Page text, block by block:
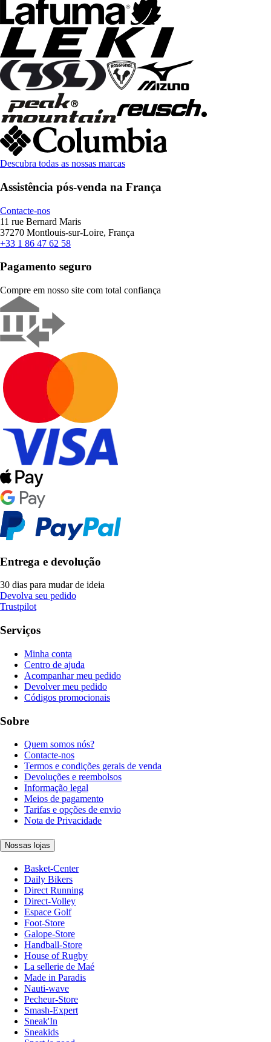
Descubra todas as nossas marcas
Assistência pós-venda na França
Contacte-nos
11 rue Bernard Maris
37270 Montlouis-sur-Loire, França
+33 1 86 47 62 58
Pagamento seguro
Compre em nosso site com total confiança
Entrega e devolução
30 dias para mudar de ideia
Devolva seu pedido
Trustpilot
Serviços
Minha conta
Centro de ajuda
Acompanhar meu pedido
Devolver meu pedido
Códigos promocionais
Sobre
Quem somos nós?
Contacte-nos
Termos e condições gerais de venda
Devoluções e reembolsos
Informação legal
Meios de pagamento
Tarifas e opções de envio
Nota de Privacidade
Nossas lojas
Basket-Center
Daily Bikers
Direct Running
Direct-Volley
Espace Golf
Foot-Store
Galope-Store
Handball-Store
House of Rugby
La sellerie de Maé
Made in Paradis
Nauti-wave
Pecheur-Store
Smash-Expert
Sneak'In
Sneakids